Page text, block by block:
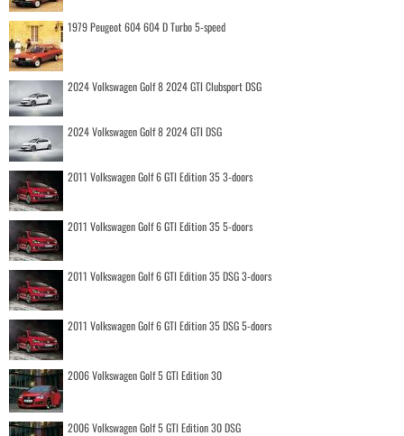
1979 Peugeot 604 604 D Turbo 5-speed
2024 Volkswagen Golf 8 2024 GTI Clubsport DSG
2024 Volkswagen Golf 8 2024 GTI DSG
2011 Volkswagen Golf 6 GTI Edition 35 3-doors
2011 Volkswagen Golf 6 GTI Edition 35 5-doors
2011 Volkswagen Golf 6 GTI Edition 35 DSG 3-doors
2011 Volkswagen Golf 6 GTI Edition 35 DSG 5-doors
2006 Volkswagen Golf 5 GTI Edition 30
2006 Volkswagen Golf 5 GTI Edition 30 DSG